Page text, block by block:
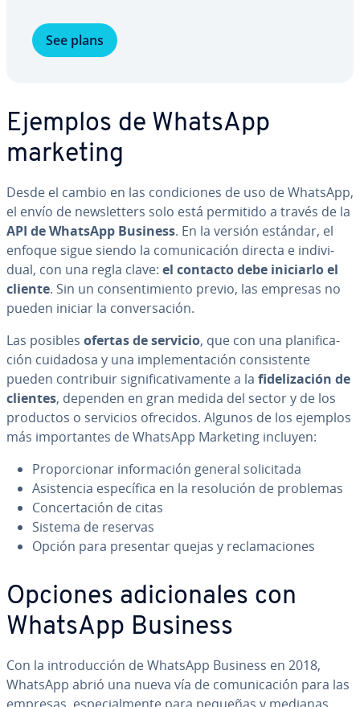
See plans
Ejemplos de WhatsApp
marketing
Desde el cambio en las co­n­di­cio­nes de uso de WhatsApp,
el envío de ne­w­s­le­t­te­rs solo está permitido a través de la
API de WhatsApp Business. En la versión estándar, el
enfoque sigue siendo la co­mu­ni­ca­ción directa e in­di­vi­
dual, con una regla clave: el contacto debe iniciarlo el
cliente. Sin un co­n­se­n­ti­mie­n­to previo, las empresas no
pueden iniciar la co­n­ve­r­sa­ción.
Las posibles ofertas de servicio, que con una pla­ni­fi­ca­
ción cuidadosa y una im­ple­me­n­ta­ción co­n­si­s­te­n­te
pueden co­n­tri­buir si­g­ni­fi­ca­ti­va­me­n­te a la fi­de­li­za­ción de
clientes, dependen en gran medida del sector y de los
productos o servicios ofrecidos. Algunos de los ejemplos
más im­po­r­ta­n­tes de WhatsApp Marketing incluyen:
Pro­po­r­cio­nar in­fo­r­ma­ción general so­li­ci­ta­da
Asi­s­te­n­cia es­pe­cí­fi­ca en la re­so­lu­ción de problemas
Co­n­ce­r­ta­ción de citas
Sistema de reservas
Opción para presentar quejas y re­cla­ma­cio­nes
Opciones adi­cio­na­les con
WhatsApp Business
Con la in­tro­du­c­ción de WhatsApp Business en 2018,
WhatsApp abrió una nueva vía de co­mu­ni­ca­ción para las